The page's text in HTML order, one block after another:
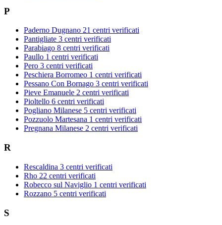
P
Paderno Dugnano 21 centri verificati
Pantigliate 3 centri verificati
Parabiago 8 centri verificati
Paullo 1 centri verificati
Pero 3 centri verificati
Peschiera Borromeo 1 centri verificati
Pessano Con Bornago 3 centri verificati
Pieve Emanuele 2 centri verificati
Pioltello 6 centri verificati
Pogliano Milanese 5 centri verificati
Pozzuolo Martesana 1 centri verificati
Pregnana Milanese 2 centri verificati
R
Rescaldina 3 centri verificati
Rho 22 centri verificati
Robecco sul Naviglio 1 centri verificati
Rozzano 5 centri verificati
S